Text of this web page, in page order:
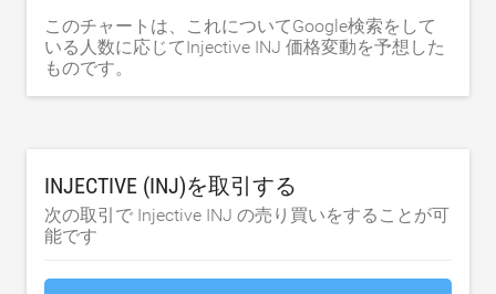
このチャートは、これについてGoogle検索をして
いる人数に応じてInjective INJ 価格変動を予想した
ものです。
INJECTIVE (INJ)を取引する
次の取引で Injective INJ の売り買いをすることが可
能です